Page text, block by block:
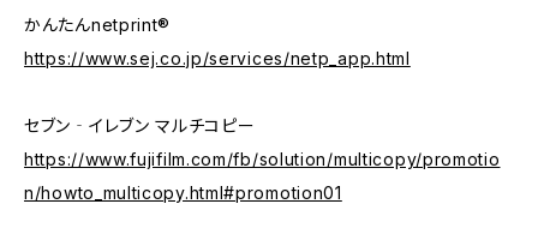
かんたんnetprint®
https://www.sej.co.jp/services/netp_app.html
セブン‐イレブン マルチコピー
https://www.fujifilm.com/fb/solution/multicopy/promotio
n/howto_multicopy.html#promotion01